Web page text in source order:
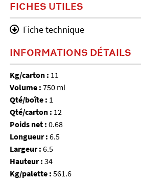
FICHES UTILES
Fiche technique
INFORMATIONS DÉTAILS
Kg/carton : 11
Volume : 750 ml
Qté/boîte : 1
Qté/carton : 12
Poids net : 0.68
Longueur : 6.5
Largeur : 6.5
Hauteur : 34
Kg/palette : 561.6